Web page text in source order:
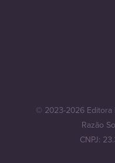
© 2023-2026 Editora
Razão
CNPJ: